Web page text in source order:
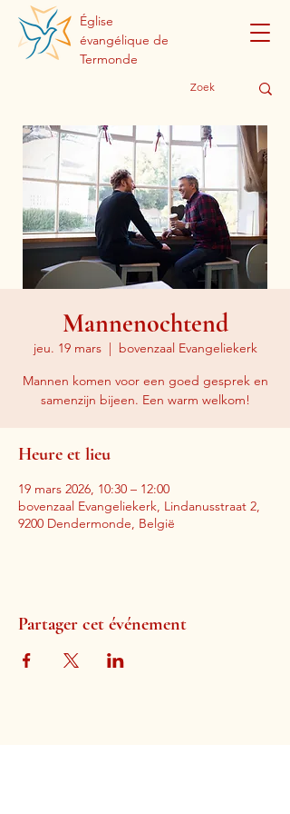
Église
évangélique de
Termonde
Mannenochtend
jeu. 19 mars
  |
bovenzaal Evangeliekerk
Mannen komen voor een goed gesprek en
samenzijn bijeen. Een warm welkom!
Heure et lieu
19 mars 2026, 10:30 – 12:00
bovenzaal Evangeliekerk, Lindanusstraat 2,
9200 Dendermonde, België
Partager cet événement